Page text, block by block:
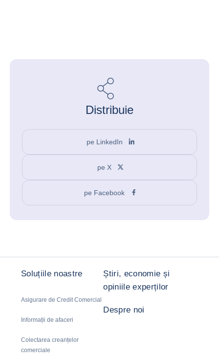
Distribuie
pe LinkedIn
pe X
pe Facebook
Soluțiile noastre
Asigurare de Credit Comercial
Informații de afaceri
Colectarea creanțelor
comerciale
Știri, economie și
opiniile experților
Despre noi